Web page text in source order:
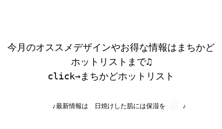
今月のオススメデザインやお得な情報はまちかど
ホットリストまで♫
click→まちかどホットリスト
♪最新情報は 日焼けした肌には保湿を ♪